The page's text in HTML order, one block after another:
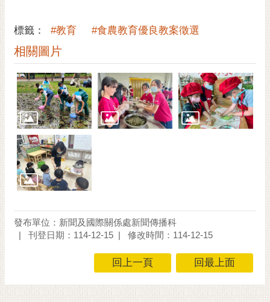
標籤： #教育 #食農教育優良教案徵選
相關圖片
發布單位：新聞及國際關係處新聞傳播科
刊登日期：114-12-15
修改時間：114-12-15
回上一頁 回最上面